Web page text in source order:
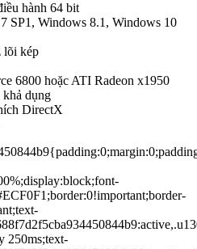
hành 64 bit
SP1, Windows 8.1, Windows 10
kép
6800 hoặc ATI Radeon x1950
dụng
DirectX
250ms;text-